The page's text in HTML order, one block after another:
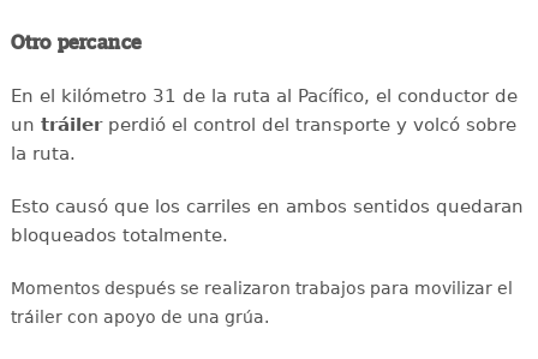
Otro percance
En el kilómetro 31 de la ruta al Pacífico, el conductor de
un tráilerperdió el control del transporte y volcó sobre
la ruta.
Esto causó que los carriles en ambos sentidos quedaran
bloqueados totalmente.
Momentos después se realizaron trabajos para movilizar el
tráiler con apoyo de una grúa.